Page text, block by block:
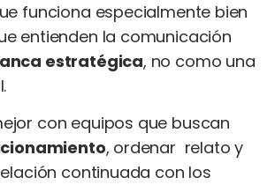
funciona especialmente bien
entienden la comunicación
estratégica, no como una
con equipos que buscan
, ordenar relato y
continuada con los